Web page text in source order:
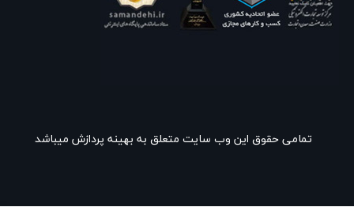
تمامی حقوق این وب سایت متعلق به بهینه پردازش میباشد